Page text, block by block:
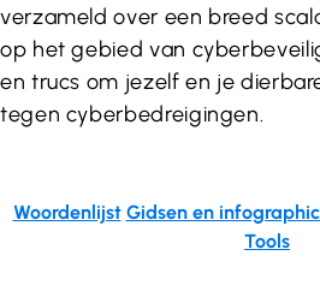
verzameld over een breed
op het gebied van
en trucs om jezelf en je
tegen cyberbedreigingen.
Woordenlijst Gidsen en
Tools